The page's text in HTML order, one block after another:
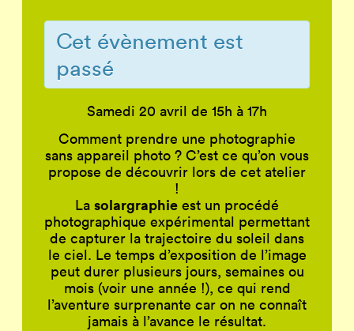
Cet évènement est
passé
Samedi 20 avril de 15h à 17h
Comment prendre une photographie
sans appareil photo ? C’est ce qu’on vous
propose de découvrir lors de cet atelier
!
La solargraphie est un procédé
photographique expérimental permettant
de capturer la trajectoire du soleil dans
le ciel. Le temps d’exposition de l’image
peut durer plusieurs jours, semaines ou
mois (voir une année !), ce qui rend
l’aventure surprenante car on ne connaît
jamais à l’avance le résultat.